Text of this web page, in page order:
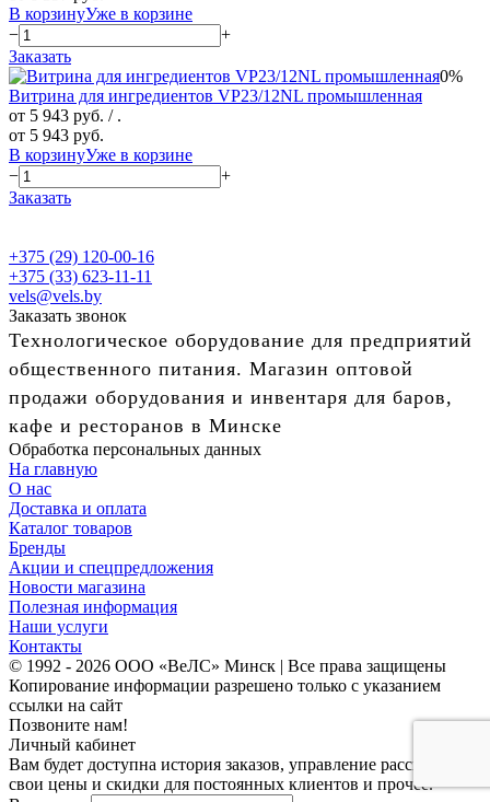
В корзинуУже в корзине
−
+
Заказать
0%
Витрина для ингредиентов VP23/12NL промышленная
от 5 943 руб. / .
от 5 943 руб.
В корзинуУже в корзине
−
+
Заказать
+375 (29) 120-00-16
+375 (33) 623-11-11
vels@vels.by
Заказать звонок
Технологическое оборудование для предприятий
общественного питания. Магазин оптовой
продажи оборудования и инвентаря для баров,
кафе и ресторанов в Минске
Обработка персональных данных
На главную
О нас
Доставка и оплата
Каталог товаров
Бренды
Акции и спецпредложения
Новости магазина
Полезная информация
Наши услуги
Контакты
© 1992 - 2026 ООО «ВеЛС» Минск | Все права защищены
Копирование информации разрешено только с указанием
ссылки на сайт
Позвоните нам!
Личный кабинет
Вам будет доступна история заказов, управление рассылками,
свои цены и скидки для постоянных клиентов и прочее.